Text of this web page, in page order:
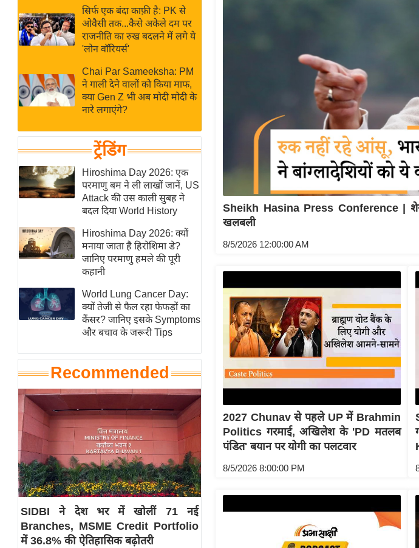
Hindi
क्रिकेट
IPL
ई-पेपर
मिसाल बेमिसाल
यंग इंडिया
साहित्य जगत
ऑटो वर्ल्ड
न्यूज ब्रीफ
बॉलीवुड
हॉलीवुड
फिल्म समीक्षा
Breaking
News
लाइफस्टाइल
टेक्नॉलॉजी
ब्यूटी/फैशन
घरेलू नुस्खे
पर्यटन स्थल
फिटनेस मंत्रा
रिलेशनशिप
राजनीति
विश्लेषण
मातृभूमि
स्तंभ
सिर्फ एक बंदा काफ़ी है: PK से
ओवैसी तक...कैसे अकेले दम पर
राजनीति का रुख बदलने में लगे ये
'लोन वॉरियर्स'
Chai Par Sameeksha: PM
ने गाली देने वालों को किया माफ,
क्या Gen Z भी अब मोदी मोदी के
नारे लगाएंगे?
ट्रेंडिंग
Hiroshima Day 2026: एक
परमाणु बम ने ली लाखों जानें, US
Attack की उस काली सुबह ने
बदल दिया World History
Hiroshima Day 2026: क्यों
मनाया जाता है हिरोशिमा डे?
जानिए परमाणु हमले की पूरी
कहानी
World Lung Cancer Day:
क्यों तेजी से फैल रहा फेफड़ों का
कैंसर? जानिए इसके Symptoms
और बचाव के जरूरी Tips
Recommended
SIDBI ने देश भर में खोलीं 71 नई
Branches, MSME Credit Portfolio
में 36.8% की ऐतिहासिक बढ़ोतरी
Sheikh Hasina Press Conference |
खलबली
8/5/2026 12:00:00 AM
2027 Chunav से पहले UP में Brahmin
Politics गरमाई, अखिलेश के 'PD मतलब
पंडित' बयान पर योगी का पलटवार
8/5/2026 8:00:00 PM